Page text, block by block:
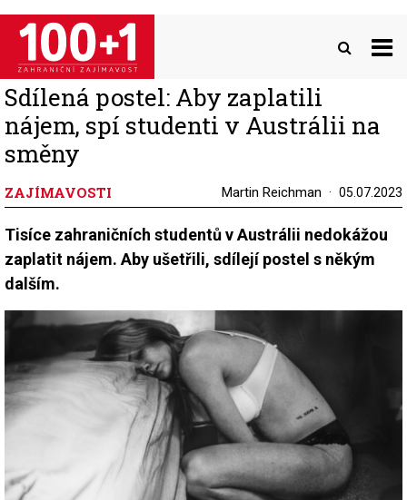
Přejít
hlavnímu
obsahu
Sdílená postel: Aby zaplatili
nájem, spí studenti v Austrálii na
směny
ZAJÍMAVOSTI Martin Reichman 05.07.2023
Tisíce zahraničních studentů v Austrálii nedokážou
zaplatit nájem. Aby ušetřili, sdílejí postel s někým
dalším.